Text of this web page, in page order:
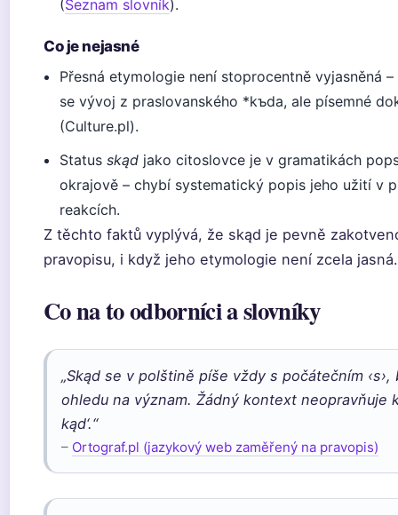
(Seznam slovník).
Co je nejasné
Přesná etymologie není stoprocentně vyjasněná
se vývoj z praslovanského *kъda, ale písemné
(Culture.pl).
Statusskąd jako citoslovce je v gramatikách
okrajově – chybí systematický popis jeho užití v
reakcích.
Z těchto faktů vyplývá, že skąd je pevně
pravopisu, i když jeho etymologie není zcela jasná.
Co na to odborníci a slovníky
„Skąd se v polštině píše vždy s počátečním ‹s›,
ohledu na význam. Žádný kontext neopravňuje
kąd‘.“
– Ortograf.pl (jazykový web zaměřený na pravopis)